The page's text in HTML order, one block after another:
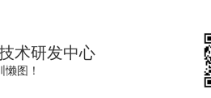
术研发中心
图！